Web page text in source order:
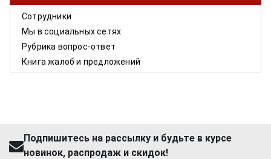
Сотрудники
Мы в социальных сетях
Рубрика вопрос-ответ
Книга жалоб и предложений
Подпишитесь на рассылку и будьте в курсе
новинок, распродаж и скидок!